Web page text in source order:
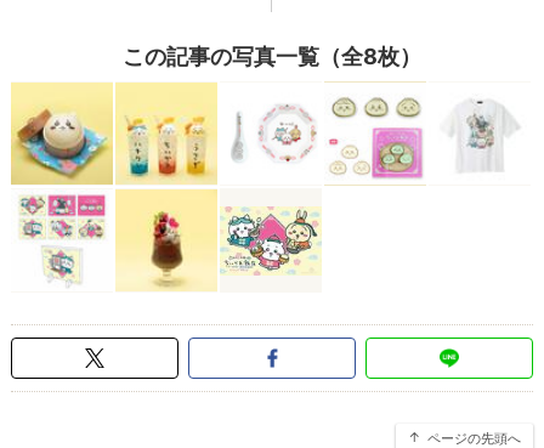
この記事の写真一覧（全8枚）
ページの先頭へ